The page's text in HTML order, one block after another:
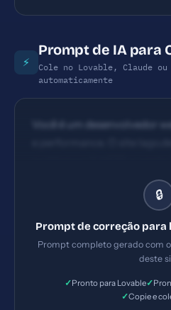
⚡
Prompt de IA para
Cole no Lovable, Claude
automaticamente
Você é um desenvolvedor
Policy ausente 3) X-Frame-
Content-Type-Options
necessários e
correções críticas primeiro.
🔒
Prompt de correção
Prompt completo gerado com
deste
✓Pronto para Lovable✓
✓Copie e